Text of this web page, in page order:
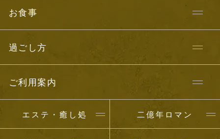
お食事
過ごし方
ご利用案内
エステ・癒し処 二億年ロマン